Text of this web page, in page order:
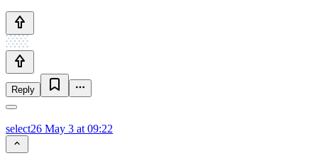
Reply
select26 May 3 at 09:22